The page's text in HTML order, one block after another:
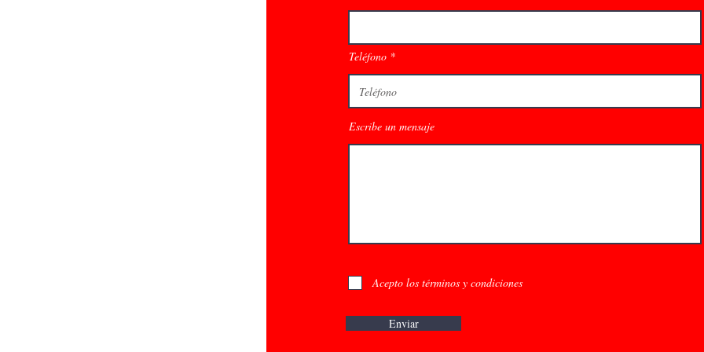
Teléfono
Escribe un mensaje
Acepto los términos y condiciones
Enviar